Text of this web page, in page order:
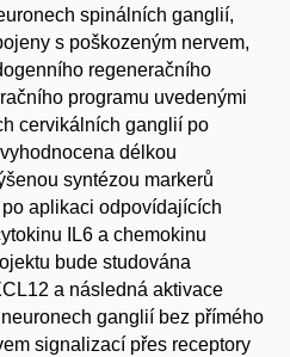
spinálních ganglií,
s poškozeným nervem,
regeneračního
programu uvedenými
cervikálních ganglií po
délkou
syntézou markerů
aplikaci odpovídajících
IL6 a chemokinu
bude studována
a následná aktivace
ganglií bez přímého
signalizací přes receptory